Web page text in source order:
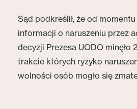
Sąd podkreślił, że od
informacji o naruszeniu przez
decyzji Prezesa UODO minęło
trakcie których ryzyko
wolności osób mogło się